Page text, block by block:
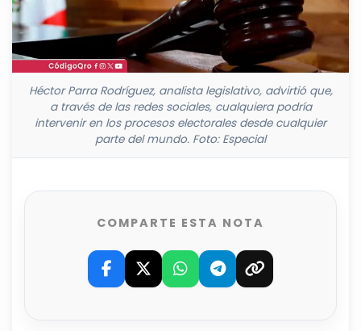
Héctor Parra Rodríguez, analista legislativo, advirtió que,
a través de las redes sociales, cualquiera podría
intervenir en los procesos electorales desde cualquier
parte del mundo. Foto: Especial
COMPARTE ESTA NOTA